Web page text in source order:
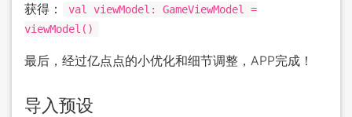
获得：
val viewModel: GameViewModel =
viewModel()
最后，经过亿点点的小优化和细节调整，APP完成！
导入预设